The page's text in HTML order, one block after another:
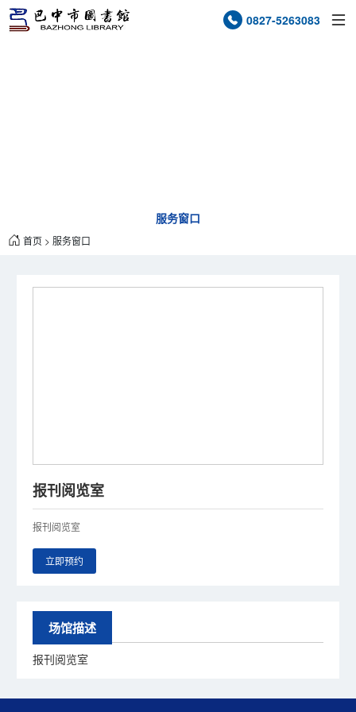
0827-5263083
服务窗口
首页 > 服务窗口
报刊阅览室
报刊阅览室
立即预约
场馆描述
报刊阅览室